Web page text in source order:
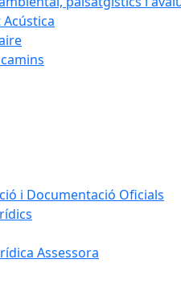
i Documentació Oficials
Assessora